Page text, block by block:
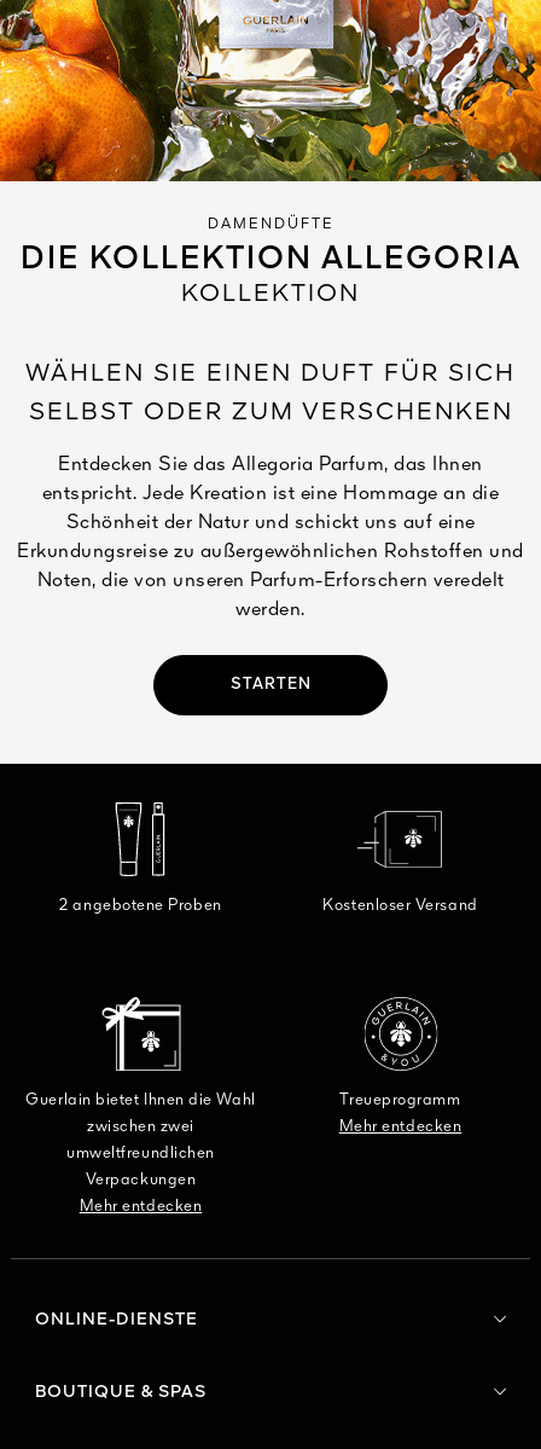
Alles anzeigen
DAMENDÜFTE
DIE KOLLEKTION ALLEGORIA
KOLLEKTION
WÄHLEN SIE EINEN DUFT FÜR SICH
SELBST ODER ZUM VERSCHENKEN
Entdecken Sie das Allegoria Parfum, das Ihnen
entspricht. Jede Kreation ist eine Hommage an die
Schönheit der Natur und schickt uns auf eine
Erkundungsreise zu außergewöhnlichen Rohstoffen und
Noten, die von unseren Parfum-Erforschern veredelt
werden.
STARTEN
2 angebotene Proben Kostenloser Versand
Guerlain bietet Ihnen die Wahl
zwischen zwei
umweltfreundlichen
Verpackungen
Mehr entdecken
Treueprogramm
Mehr entdecken
ONLINE-DIENSTE
BOUTIQUE & SPAS